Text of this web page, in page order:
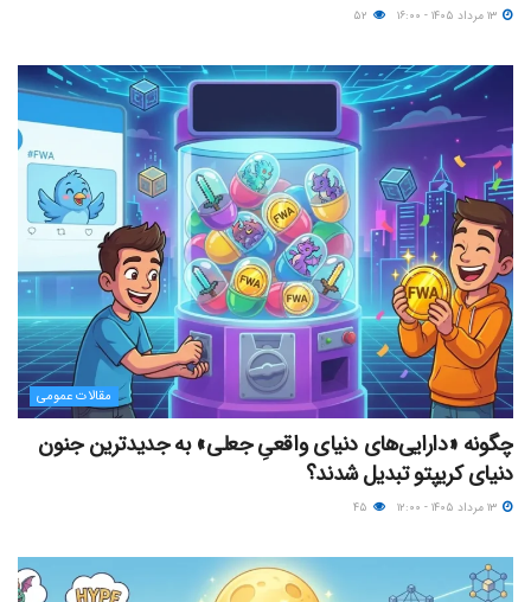
مقالات عمومی
چگونه «دارایی‌های دنیای واقعیِ جعلی» به جدیدترین جنون
دنیای کریپتو تبدیل شدند؟